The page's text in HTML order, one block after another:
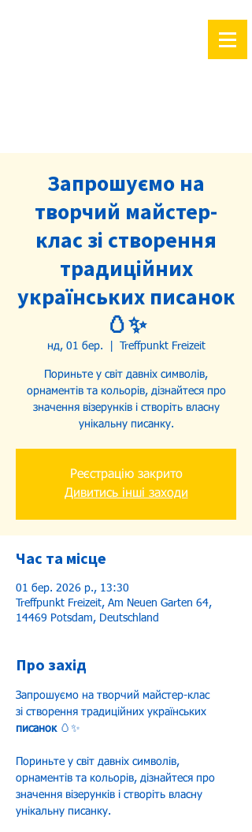
Запрошуємо на
творчий майстер-
клас зі створення
традиційних
українських писанок
🥚✨
нд, 01 бер. Treffpunkt Freizeit
Пориньте у світ давніх символів,
орнаментів та кольорів, дізнайтеся про
значення візерунків і створіть власну
унікальну писанку.
Реєстрацію закрито
Дивитись інші заходи
Час та місце
01 бер. 2026 р., 13:30
Treffpunkt Freizeit, Am Neuen Garten 64,
14469 Potsdam, Deutschland
Про захід
Запрошуємо на творчий майстер-клас
зі створення традиційних українських
писанок 🥚✨
Пориньте у світ давніх символів,
орнаментів та кольорів, дізнайтеся про
значення візерунків і створіть власну
унікальну писанку.